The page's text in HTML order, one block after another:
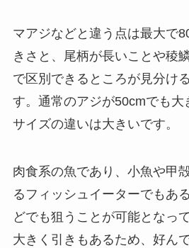
マアジなどと違う点は最大で
きさと、尾柄が長いことや稜
で区別できるところが見分け
す。通常のアジが50cmでも大
サイズの違いは大きいです。
肉食系の魚であり、小魚や甲
るフィッシュイーターでもあ
どでも狙うことが可能となっ
大きく引きもあるため、好ん